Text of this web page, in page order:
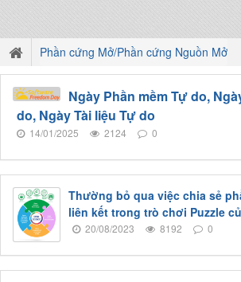
Phần cứng Mở/Phần cứng Nguồn Mở
Ngày Phần mềm Tự do,
do, Ngày Tài liệu Tự do
14/01/2025 2124 0
Thường bỏ qua việc chia sẻ
liên kết trong trò chơi Puzzle
20/08/2023 8192 0